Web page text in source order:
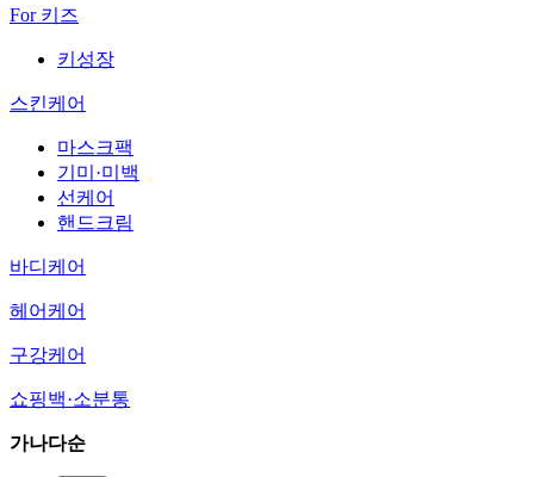
For 키즈
키성장
스킨케어
마스크팩
기미·미백
선케어
핸드크림
바디케어
헤어케어
구강케어
쇼핑백·소분통
가나다순